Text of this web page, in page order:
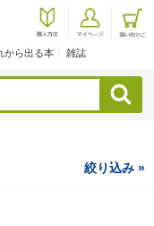
から出る本 雑誌
検索
絞り込み »